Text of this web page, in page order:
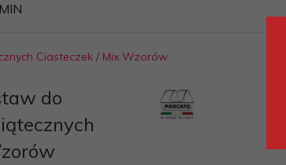
Ciasteczek / Mix Wzorów
do